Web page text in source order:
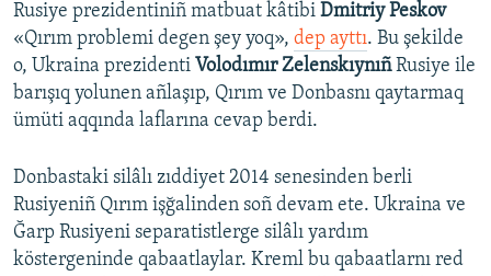
Rusiye prezidentiniñ matbuat kâtibi Dmitriy Peskov
«Qırım problemi degen şey yoq», dep ayttı. Bu şekilde
o, Ukraina prezidenti Volodımır ZelenskıynıñRusiye ile
barışıq yolunen añlaşıp, Qırım ve Donbasnı qaytarmaq
ümüti aqqında laflarına cevap berdi.
Donbastaki silâlı zıddiyet 2014 senesinden berli
Rusiyeniñ Qırım işğalinden soñ devam ete. Ukraina ve
Ğarp Rusiyeni separatistlerge silâlı yardım
köstergeninde qabaatlaylar. Kreml bu qabaatlarnı red